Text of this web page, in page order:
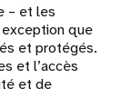
– et les
que
et protégés.
et l’accès
et de